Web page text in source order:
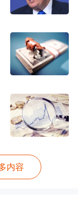
万亿
人民币存款
长10.3%，
同期高1.9
亿元，同
户存款增加
内容